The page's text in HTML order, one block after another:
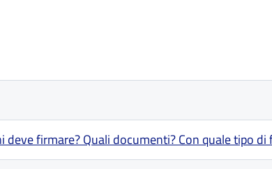
deve firmare? Quali documenti? Con quale tipo di